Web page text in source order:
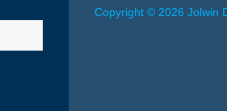
Copyright © 2026 Jolwin